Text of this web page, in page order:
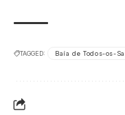
TAGGED: Baía de Todos-os-